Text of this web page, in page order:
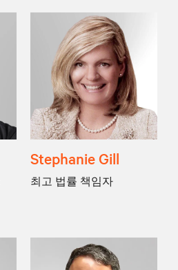
Stephanie Gill
최고 법률 책임자